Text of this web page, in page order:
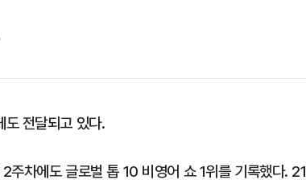
도 전달되고 있다.
주차에도 글로벌 톱 10 비영어 쇼 1위를 기록했다.